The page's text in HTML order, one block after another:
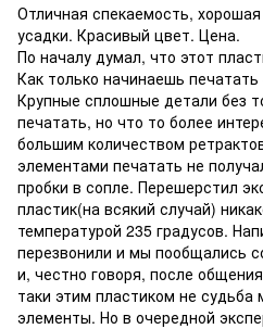
Отличная спекаемость,
усадки. Красивый цвет. Цена.
По началу думал, что этот
Как только начинаешь
Крупные сплошные детали без
печатать, но что то более
большим количеством
элементами печатать не
пробки в сопле. Перешерстил
пластик(на всякий случай)
температурой 235 градусов.
перезвонили и мы пообщались
и, честно говоря, после
таки этим пластиком не судьба
элементы. Но в очередной